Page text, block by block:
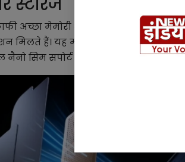
अच्छा मेमोरी और स्टोरेज देखने को
मिलते हैं। यह मल्टीटास्किंग के लिए
सिम सपोर्ट करता है।